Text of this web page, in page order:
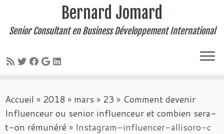
au
contenu
Bernard Jomard
Senior Consultant en Business Développement International
Accueil » 2018 » mars » 23 » Comment devenir
Influenceur ou senior influenceur et combien sera-
t-on rémunéré » Instagram-influencer-allisoro-c